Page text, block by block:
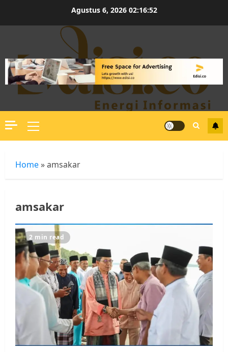
Agustus 6, 2026 02:16:54
Primary
Menu
Home »amsakar
amsakar
2 min read